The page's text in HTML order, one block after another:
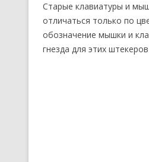
Старые клавиатуры и
отличаться только по
обозначение мышки и
гнезда для этих